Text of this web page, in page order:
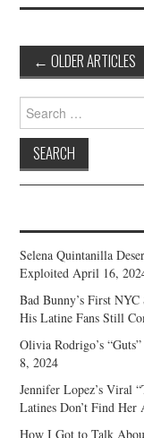
Post
navigation
← OLDER ARTICLES
Search
for:
Selena Quintanilla
Exploited April 16,
Bad Bunny’s First
His Latine Fans Still
Olivia Rodrigo’s
8, 2024
Jennifer Lopez’s Viral
Latines Don’t Find Her
How I Got to Talk